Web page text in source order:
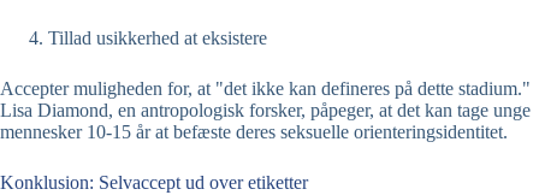
Tillad usikkerhed at eksistere
Accepter muligheden for, at "det ikke kan defineres på dette stadium."
Lisa Diamond, en antropologisk forsker, påpeger, at det kan tage unge
mennesker 10-15 år at befæste deres seksuelle orienteringsidentitet.
Konklusion: Selvaccept ud over etiketter